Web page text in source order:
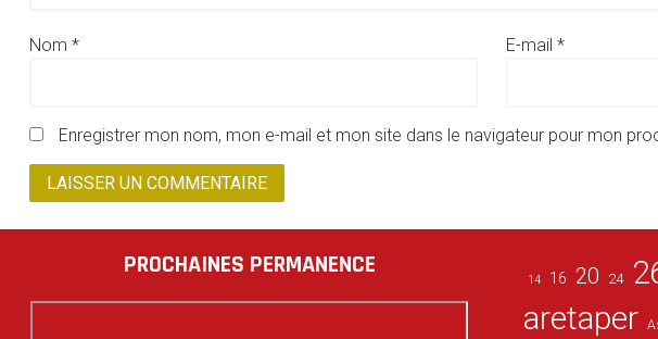
Nom * E-mail *
Enregistrer mon nom, mon e-mail et mon site dans le navigateur pour mon
PROCHAINES PERMANENCE 14 16 20 24
aretaper